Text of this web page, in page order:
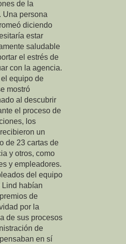
de la
Una persona
diciendo
estar
saludable
el estrés de
con la agencia.
el equipo de
mostró
al descubrir
el proceso de
los
un
de 23 cartas de
y otros, como
y empleadores.
del equipo
Lind habían
de
por la
de sus procesos
de
en sí